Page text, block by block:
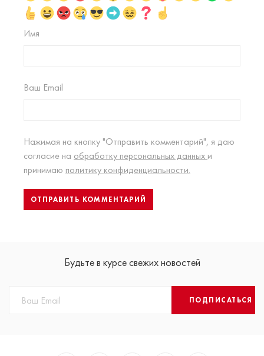
Имя
Ваш Email
Нажимая на кнопку "Отправить комментарий", я даю
согласие на обработку персональных данных и
принимаю политику конфиденциальности.
Будьте в курсе свежих новостей
ПОДПИСАТЬСЯ